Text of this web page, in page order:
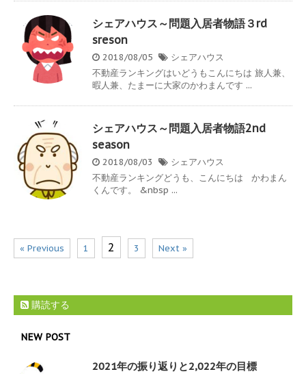
シェアハウス～問題入居者物語３rd
sreson
2018/08/05
シェアハウス
不動産ランキングはいどうもこんにちは 旅人兼、
暇人兼、たまーに大家のかわまんです ...
シェアハウス～問題入居者物語2nd
season
2018/08/03
シェアハウス
不動産ランキングどうも、こんにちは かわまん
くんです。 &nbsp ...
« Previous 1 2 3 Next »
購読する
NEW POST
2021年の振り返りと2,022年の目標